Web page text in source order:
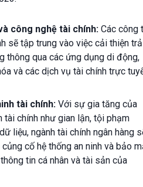
công nghệ tài chính: Các công
sẽ tập trung vào việc cải thiện
thông qua các ứng dụng di động,
và các dịch vụ tài chính trực
tài chính: Với sự gia tăng của
tài chính như gian lận, tội phạm
liệu, ngành tài chính ngân hàng
cố hệ thống an ninh và bảo
tin cá nhân và tài sản của